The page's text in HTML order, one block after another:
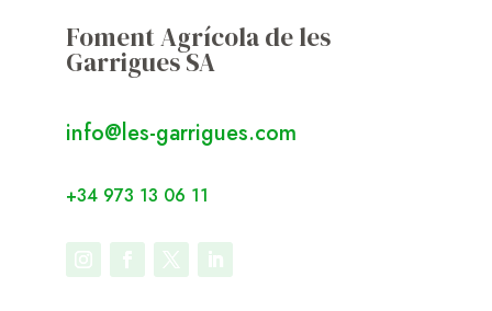
Foment Agrícola de les
Garrigues SA
info@les-garrigues.com
+34 973 13 06 11